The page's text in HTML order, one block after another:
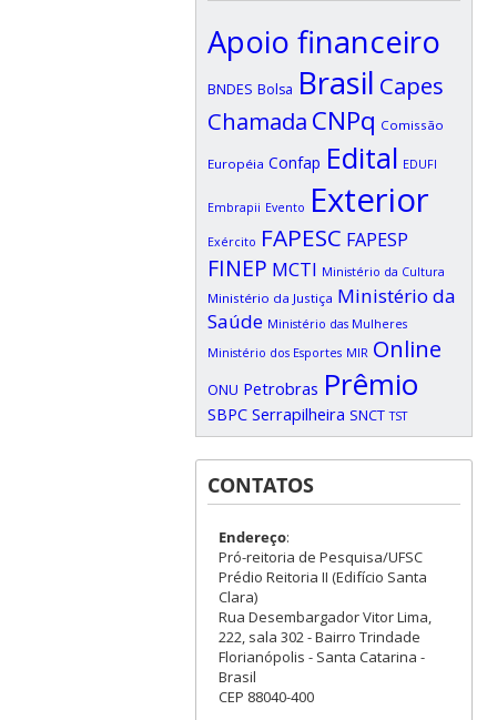
Apoio financeiro
BNDES Bolsa Brasil Capes
Chamada CNPq Comissão
Européia Confap Edital EDUFI
Embrapii Evento Exterior
Exército FAPESC FAPESP
FINEP MCTI Ministério da Cultura
Ministério da Justiça Ministério da
Saúde Ministério das Mulheres
Ministério dos Esportes MIR Online
ONU Petrobras Prêmio
SBPC Serrapilheira SNCT TST
CONTATOS
Endereço:
Pró-reitoria de Pesquisa/UFSC
Prédio Reitoria II (Edifício Santa
Clara)
Rua Desembargador Vitor Lima,
222, sala 302 - Bairro Trindade
Florianópolis - Santa Catarina -
Brasil
CEP 88040-400